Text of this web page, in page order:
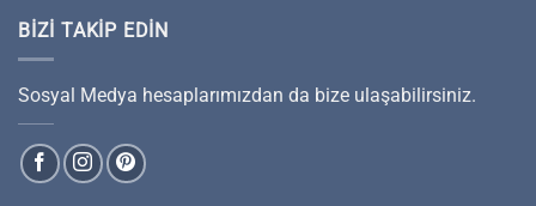
BIZI TAKIP EDIN
Sosyal Medya hesaplarımızdan da bize ulaşabilirsiniz.